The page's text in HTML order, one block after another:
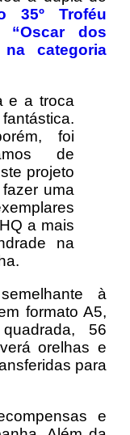
35º Troféu
“Oscar dos
categoria
e a troca
foi
de
projeto
uma
a mais
na
à
formato A5,
56
orelhas e
para
e